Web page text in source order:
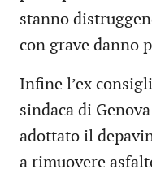
stanno
con grave danno
Infine l’ex
sindaca di
adottato il
a rimuovere